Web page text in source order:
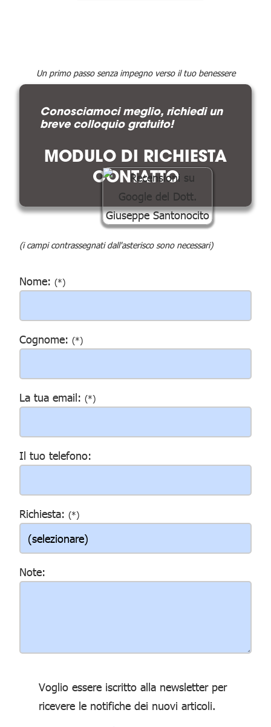
Un primo passo senza impegno verso il tuo benessere
Conosciamoci meglio, richiedi un
breve colloquio gratuito!
MODULO DI RICHIESTA
CONTATTO
(i campi contrassegnati dall'asterisco sono necessari)
Nome: (*)
Cognome: (*)
La tua email: (*)
Il tuo telefono:
Richiesta: (*)
Note:
Voglio essere iscritto alla newsletter per
ricevere le notifiche dei nuovi articoli.